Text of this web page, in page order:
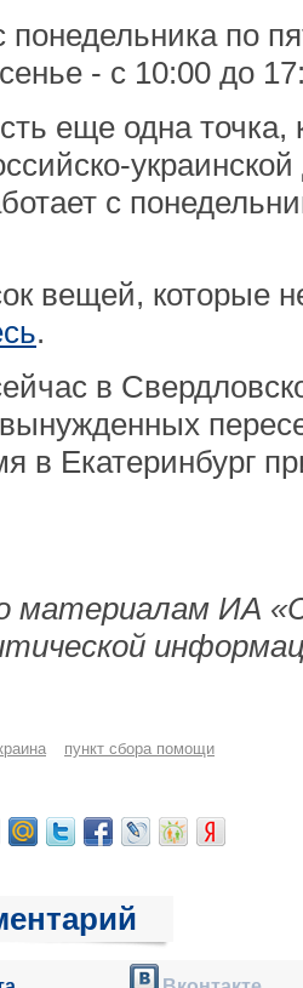
понедельника по
- с 10:00 до
еще одна точка,
с
вещей, которые
.
в
в Екатеринбург
материалам ИА
пункт сбора помощи